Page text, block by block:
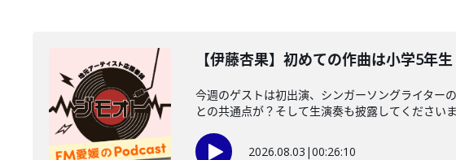
【伊藤杏果】初めての作曲は小学5年生
今週のゲストは初出演、シンガーソングライター
との共通点が？そして生演奏も披露してください
2026.08.03 |00:26:10